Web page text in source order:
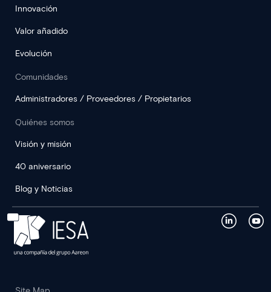
Innovación
Valor añadido
Evolución
Comunidades
Administradores / Proveedores / Propietarios
Quiénes somos
Visión y misión
40 aniversario
Blog y Noticias